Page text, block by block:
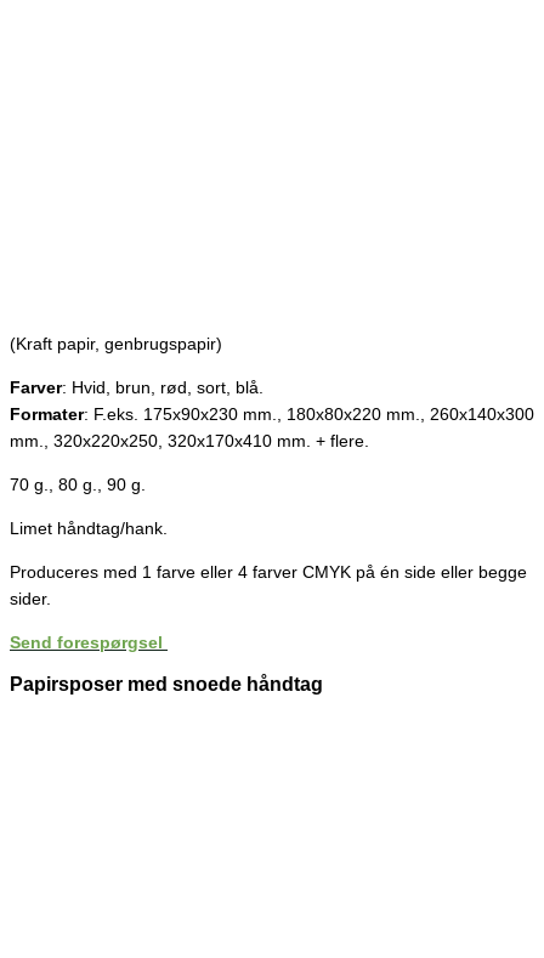
(Kraft papir, genbrugspapir)
Farver: Hvid, brun, rød, sort, blå.
Formater: F.eks. 175x90x230 mm., 180x80x220 mm., 260x140x300
mm., 320x220x250, 320x170x410 mm. + flere.
70 g., 80 g., 90 g.
Limet håndtag/hank.
Produceres med 1 farve eller 4 farver CMYK på én side eller begge
sider.
Send forespørgsel
Papirsposer med snoede håndtag